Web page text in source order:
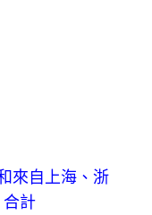
來自上海、浙
計